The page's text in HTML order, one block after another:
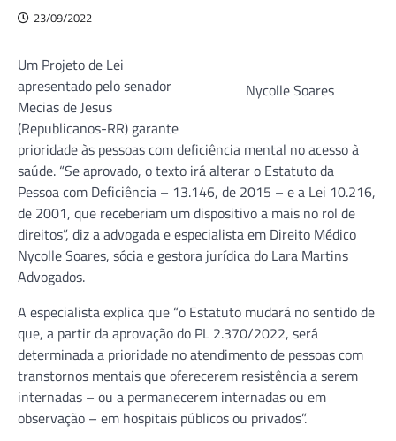
23/09/2022
Nycolle Soares
Um Projeto de Lei
apresentado pelo senador
Mecias de Jesus
(Republicanos-RR) garante
prioridade às pessoas com deficiência mental no acesso à
saúde. “Se aprovado, o texto irá alterar o Estatuto da
Pessoa com Deficiência – 13.146, de 2015 – e a Lei 10.216,
de 2001, que receberiam um dispositivo a mais no rol de
direitos”, diz a advogada e especialista em Direito Médico
Nycolle Soares, sócia e gestora jurídica do Lara Martins
Advogados.
A especialista explica que “o Estatuto mudará no sentido de
que, a partir da aprovação do PL 2.370/2022, será
determinada a prioridade no atendimento de pessoas com
transtornos mentais que oferecerem resistência a serem
internadas – ou a permanecerem internadas ou em
observação – em hospitais públicos ou privados”.